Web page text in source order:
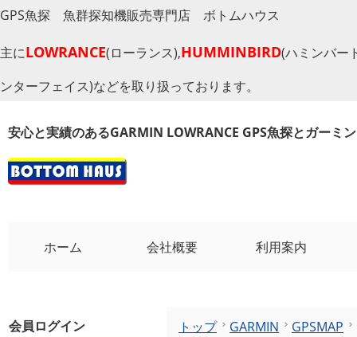
GPS魚探 魚群探知機販売専門店 ボトムハウス
主にLOWRANCE(ローランス),HUMMINBIRD(ハミンバー
ンターフェイス)などを取り扱っております。
安心と実績のあるGARMIN LOWRANCE GPS魚探とガーミ
ホーム 会社概要 利用案内
会員ログイン トップ GARMIN GPSMAP